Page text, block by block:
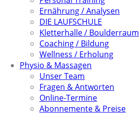
Ernährung / Analysen
DIE LAUFSCHULE
Kletterhalle / Boulderraum
Coaching / Bildung
Wellness / Erholung
Physio & Massagen
Unser Team
Fragen & Antworten
Online-Termine
Abonnemente & Preise